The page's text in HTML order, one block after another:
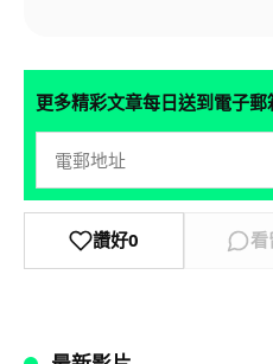
更多精彩文章每日送到電子郵
讚好0